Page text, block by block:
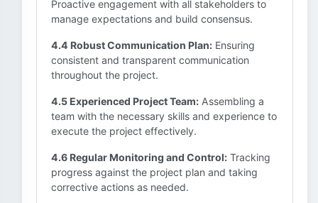
Proactive engagement with all stakeholders to
manage expectations and build consensus.
4.4 Robust Communication Plan: Ensuring
consistent and transparent communication
throughout the project.
4.5 Experienced Project Team: Assembling a
team with the necessary skills and experience to
execute the project effectively.
4.6 Regular Monitoring and Control: Tracking
progress against the project plan and taking
corrective actions as needed.